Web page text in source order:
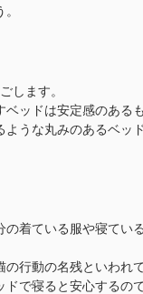
します。
ッドは安定感のある
ような丸みのあるベッ
の着ている服や寝てい
行動の名残といわれて
で寝ると安心するので